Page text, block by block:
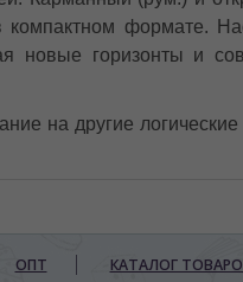
компактном формате.
новые горизонты и
на другие
ОПТ КАТАЛОГ